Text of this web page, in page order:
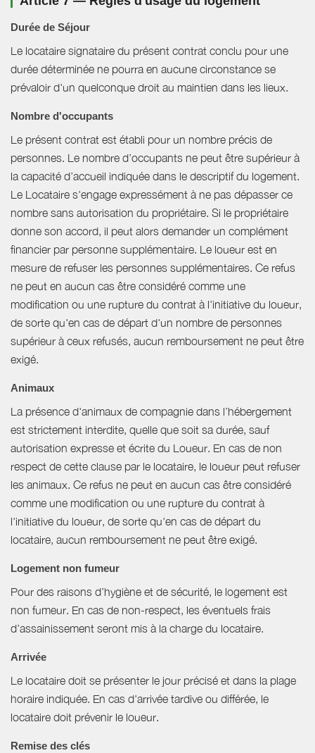
Durée de Séjour
Le locataire signataire du présent contrat conclu pour une
durée déterminée ne pourra en aucune circonstance se
prévaloir d'un quelconque droit au maintien dans les lieux.
Nombre d'occupants
Le présent contrat est établi pour un nombre précis de
personnes. Le nombre d’occupants ne peut être supérieur à
la capacité d’accueil indiquée dans le descriptif du logement.
Le Locataire s'engage expressément à ne pas dépasser ce
nombre sans autorisation du propriétaire. Si le propriétaire
donne son accord, il peut alors demander un complément
financier par personne supplémentaire. Le loueur est en
mesure de refuser les personnes supplémentaires. Ce refus
ne peut en aucun cas être considéré comme une
modification ou une rupture du contrat à l'initiative du loueur,
de sorte qu'en cas de départ d'un nombre de personnes
supérieur à ceux refusés, aucun remboursement ne peut être
exigé.
Animaux
La présence d'animaux de compagnie dans l’hébergement
est strictement interdite, quelle que soit sa durée, sauf
autorisation expresse et écrite du Loueur. En cas de non
respect de cette clause par le locataire, le loueur peut refuser
les animaux. Ce refus ne peut en aucun cas être considéré
comme une modification ou une rupture du contrat à
l'initiative du loueur, de sorte qu'en cas de départ du
locataire, aucun remboursement ne peut être exigé.
Logement non fumeur
Pour des raisons d’hygiène et de sécurité, le logement est
non fumeur. En cas de non-respect, les éventuels frais
d’assainissement seront mis à la charge du locataire.
Arrivée
Le locataire doit se présenter le jour précisé et dans la plage
horaire indiquée. En cas d'arrivée tardive ou différée, le
locataire doit prévenir le loueur.
Remise des clés